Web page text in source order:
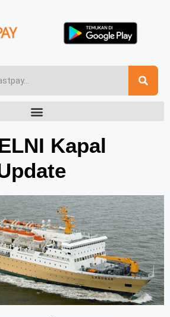
Kapal